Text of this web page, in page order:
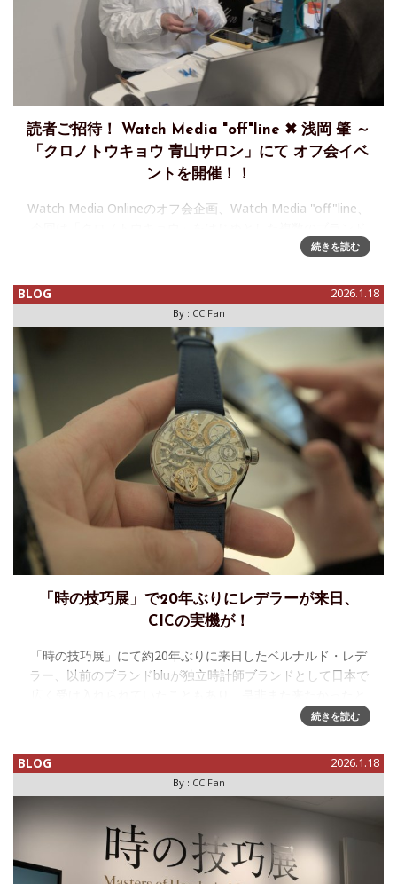
読者ご招待！ Watch Media "off"line ✖ 浅岡 肇 ～
「クロノトウキョウ 青山サロン」にて オフ会イベ
ントを開催！！
Watch Media Onlineのオフ会企画、Watch Media "off"line、
を展開する時計師 浅岡 肇氏とコラボレーションします。浅岡
続きを読む
BLOG 2026.1.18
By : CC Fan
「時の技巧展」で20年ぶりにレデラーが来日、
CICの実機が！
「時の技巧展」にて約20年ぶりに来日したベルナルド・レデ
ラー、以前のブランドbluが独立時計師ブランドとして日本で
語っていました。今回場ドバイで発表した39mm チタニウム
続きを読む
BLOG 2026.1.18
By : CC Fan